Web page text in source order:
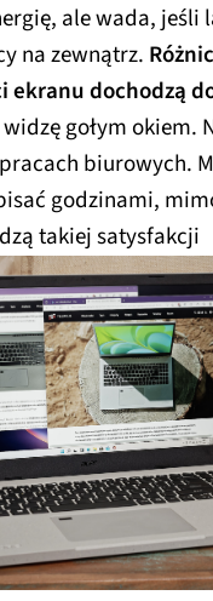
ale wada, jeśli
na zewnątrz.
ekranu dochodzą
gołym okiem.
biurowych.
godzinami,
takiej satysfakcji